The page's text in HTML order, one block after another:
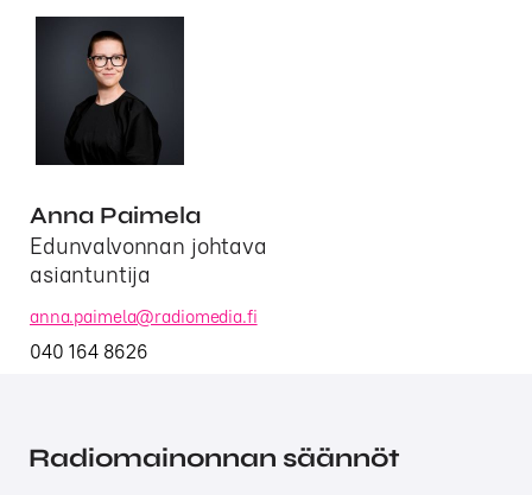
Anna Paimela
Edunvalvonnan johtava
asiantuntija
anna.paimela@radiomedia.fi
040 164 8626
Radiomainonnan säännöt